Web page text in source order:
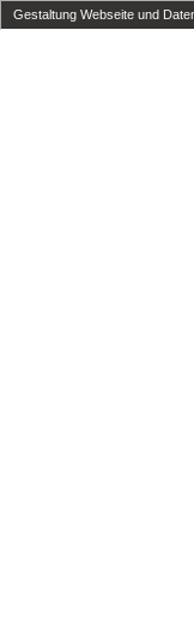
Gestaltung Webseite und